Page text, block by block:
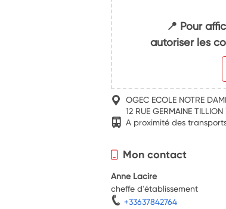
📍 Pour
autoriser les
OGEC ECOLE NOTRE
12 RUE GERMAINE
A proximité des
Mon contact
Anne Lacire
cheffe d'établissement
+33637842764